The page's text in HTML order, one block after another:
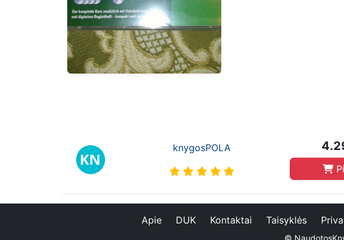
knygosPOLA
Apie DUK Kontaktai Taisyklės